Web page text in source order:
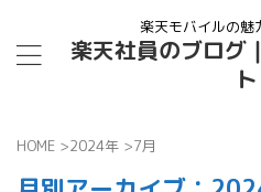
楽天モバイルの魅
楽天社員のブログ
ト
HOME >2024年 >7月